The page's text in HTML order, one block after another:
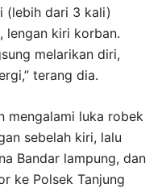
(lebih dari 3 kali)
lengan kiri korban.
melarikan diri,
terang dia.
mengalami luka robek
sebelah kiri, lalu
Bandar lampung, dan
ke Polsek Tanjung